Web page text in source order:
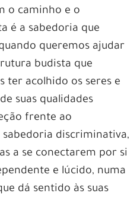
o caminho e o
é a sabedoria que
queremos ajudar
budista que
ter acolhido os seres e
suas qualidades
frente ao
discriminativa,
a se conectarem por si
e lúcido, numa
dá sentido às suas